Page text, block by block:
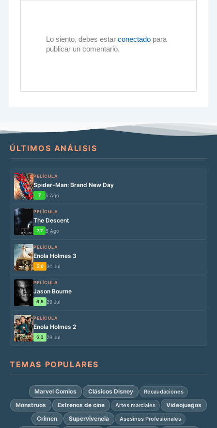
Lo siento, debes estar conectadopara
publicar un comentario.
ÚLTIMOS ANÁLISIS
PELÍCULA
Spider-Man: Brand New Day
7 5 Ago
PELÍCULA
The Descent
7.7 5 Ago
PELÍCULA
Enola Holmes 3
5.6 30 Jul
PELÍCULA
Jason Bourne
6.5 29 Jul
PELÍCULA
Enola Holmes 2
6.2 29 Jul
TEMAS POPULARES
Marvel Comics Clásicos Disney Recaudaciones
Monstruos Estrenos de cine Artes marciales
Videojuegos
Crimen
Supervivencia Asesinos Profesionales